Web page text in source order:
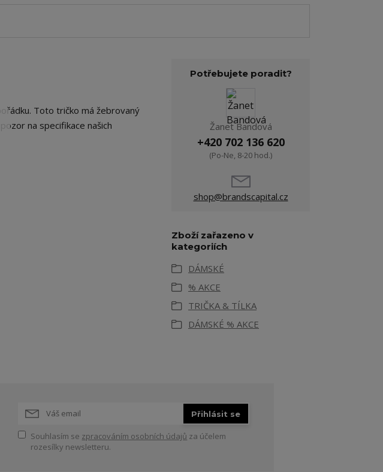
Toto tričko má žebrovaný
na specifikace našich
Potřebujete poradit?
Žanet Bandová
+420 702 136 620
(Po-Ne, 8-20 hod.)
shop@brandscapital.cz
Zboží zařazeno v
kategoriích
DÁMSKÉ
% AKCE
TRIČKA & TÍLKA
DÁMSKÉ % AKCE
Přihlásit se
Souhlasím se zpracováním osobních údajů za účelem
rozesílky newsletteru.